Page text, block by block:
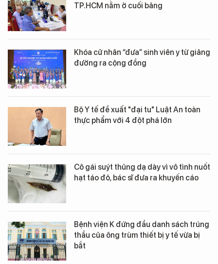
TP.HCM nằm ở cuối bảng
Khóa cử nhân “đưa” sinh viên y từ giảng
đường ra cộng đồng
Bộ Y tế đề xuất "đại tu" Luật An toàn
thực phẩm với 4 đột phá lớn
Cô gái suýt thủng dạ dày vì vô tình nuốt
hạt táo đỏ, bác sĩ đưa ra khuyến cáo
Bệnh viện K đứng đầu danh sách trúng
thầu của ông trùm thiết bị y tế vừa bị
bắt